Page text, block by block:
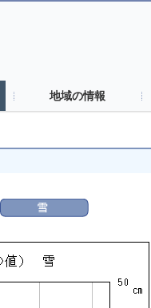
地域の情報